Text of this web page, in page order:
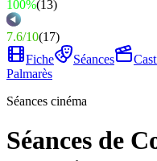
100%(13)
7.6/10(17)
Fiche
Séances
Palmarès
Séances cinéma
Séances de